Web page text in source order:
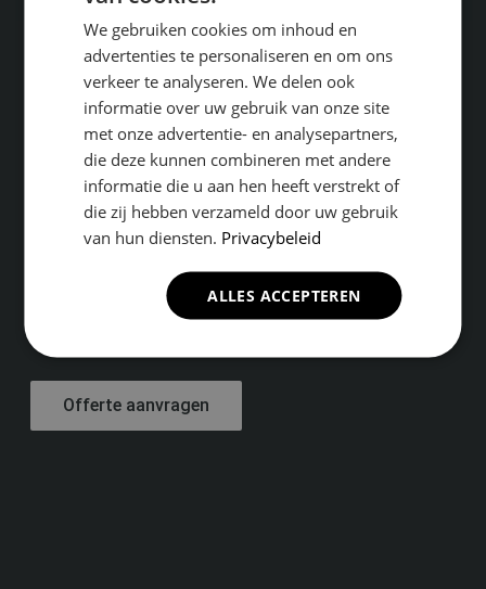
Geïnteresseerd in één van onze
services? Vraag dan een offerte
aan en wij laten u weten wat wij
voor u kunnen betekenen.
Offerte aanvragen
We gebruiken cookies om inhoud en
advertenties te personaliseren en om ons
verkeer te analyseren. We delen ook
informatie over uw gebruik van onze site
met onze advertentie- en analysepartners,
die deze kunnen combineren met andere
informatie die u aan hen heeft verstrekt of
die zij hebben verzameld door uw gebruik
van hun diensten. Privacybeleid
ALLES ACCEPTEREN